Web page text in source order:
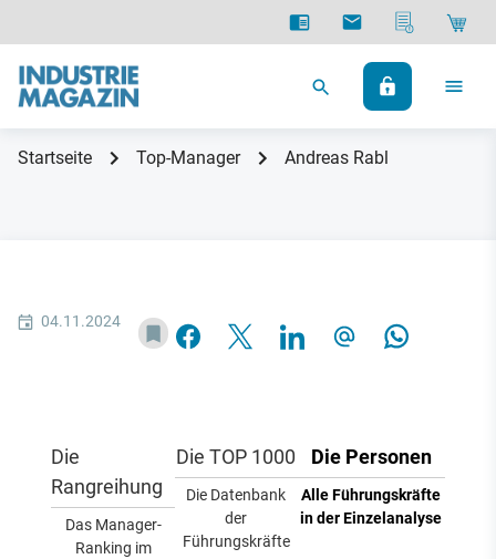
Startseite Top-Manager Andreas Rabl
04.11.2024
Die
Rangreihung
Das Manager-
Ranking im
Die TOP 1000
Die Datenbank
der
Führungskräfte
Die Personen
Alle Führungskräfte
in der Einzelanalyse